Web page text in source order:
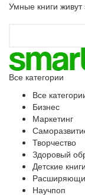
Умные книги живут
Все категории
Все
Бизнес
Маркетинг
Творчество
Здоровый
Детские книги
Научпоп